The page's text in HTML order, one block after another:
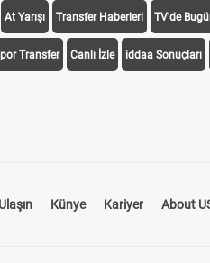
At Yarışı Transfer Haberleri TV'de
Transfer Canlı İzle iddaa Sonuçları
Künye Kariyer About